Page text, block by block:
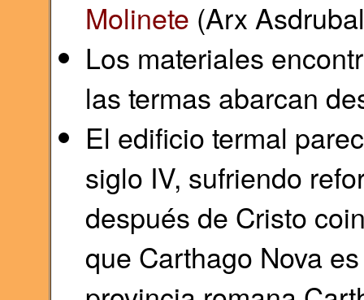
Molinete (Arx
Los materiales
las termas abarcan
El edificio termal
siglo IV, sufriendo
después de Cristo
que Carthago Nova